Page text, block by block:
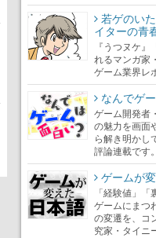
若ゲのい
イターの青
『うつヌケ
れるマンガ家
ゲーム業界レ
なんでゲ
ゲーム開発者
の魅力を画面
ら解き明かし
評論連載です。
ゲームが
「経験値」
ゲームにまつ
の変遷を、コ
究家・タイニ